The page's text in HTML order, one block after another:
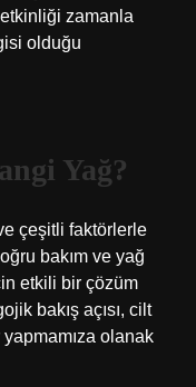
etkinliği zamanla
olduğu
Yağ?
çeşitli faktörlerle
bakım ve yağ
etkili bir çözüm
bakış açısı, cilt
olanak